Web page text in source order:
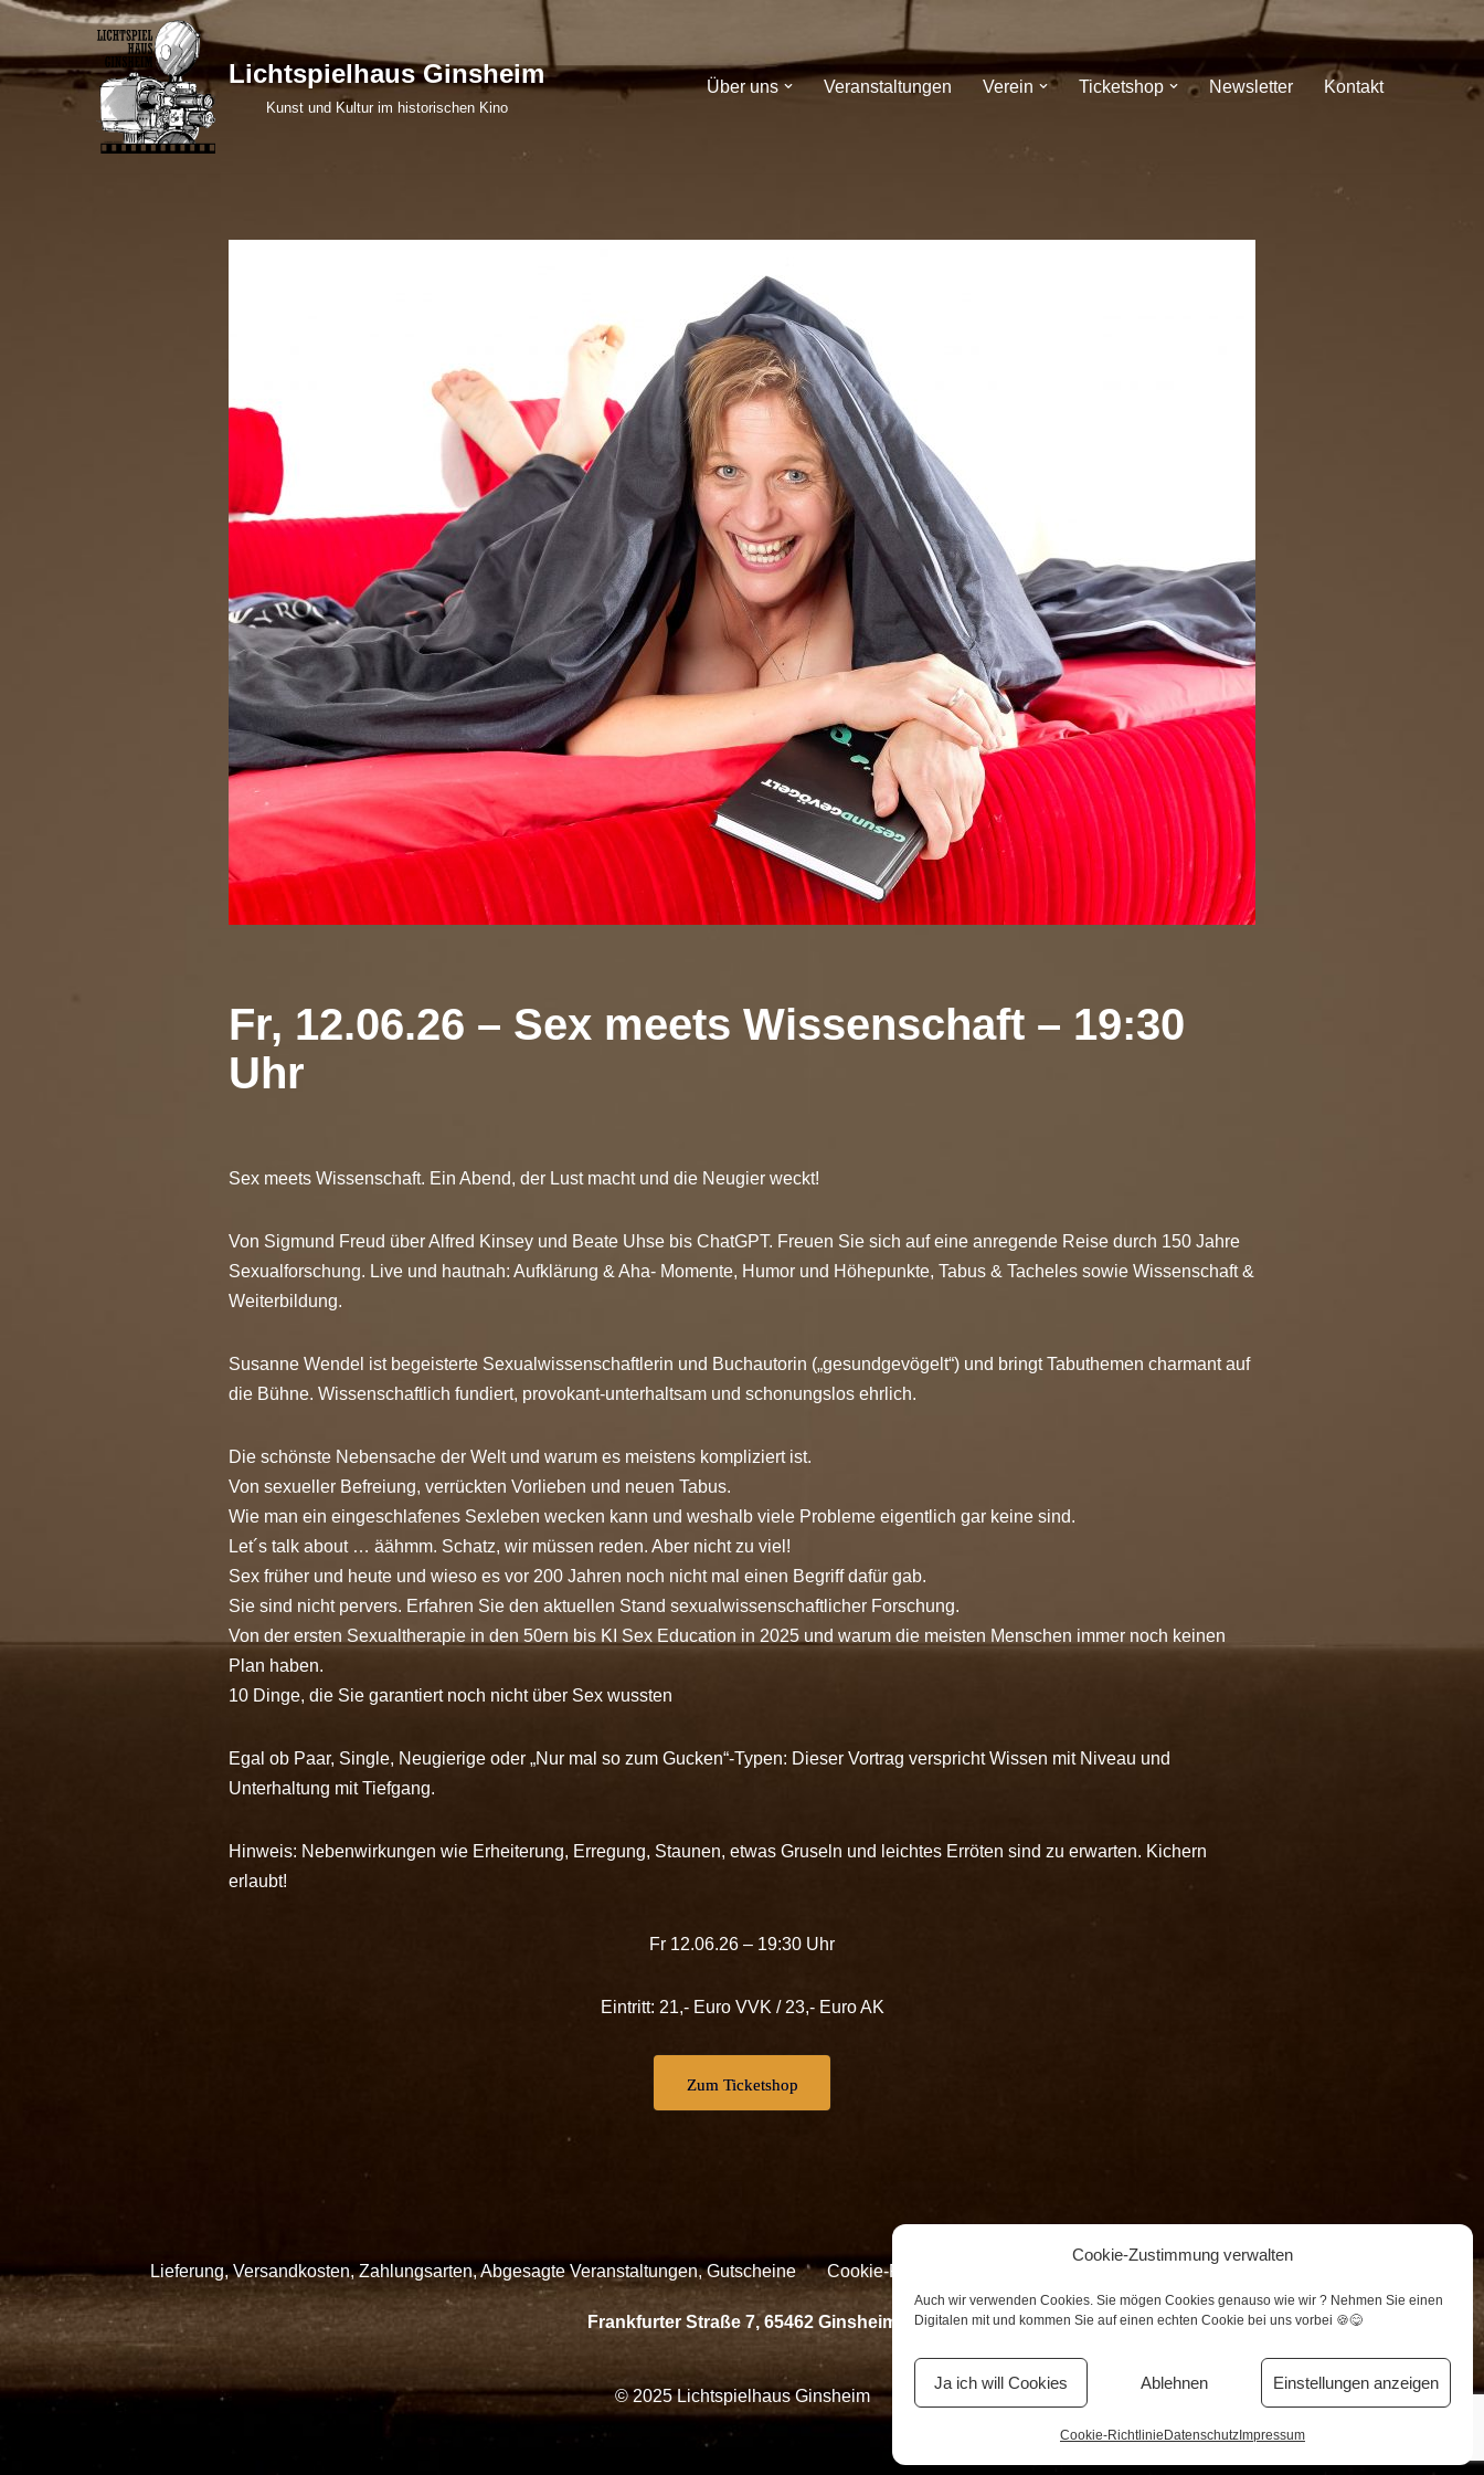
Cookie-Zustimmung verwalten
Auch wir verwenden Cookies. Sie mögen Cookies genauso wie wir ? Nehmen Sie einen
Digitalen mit und kommen Sie auf einen echten Cookie bei uns vorbei 🍪😋
Ja ich will Cookies Ablehnen Einstellungen anzeigen
Cookie-Richtlinie DatenschutzImpressum
Zum
Inhalt
Lichtspielhaus Ginsheim
Kunst und Kultur im historischen Kino
Über uns Veranstaltungen Verein Ticketshop Newsletter Kontakt
Fr, 12.06.26 – Sex meets Wissenschaft – 19:30
Uhr
Sex meets Wissenschaft. Ein Abend, der Lust macht und die Neugier weckt!
Von Sigmund Freud über Alfred Kinsey und Beate Uhse bis ChatGPT. Freuen Sie sich auf eine anregende Reise durch 150 Jahre
Sexualforschung. Live und hautnah: Aufklärung & Aha- Momente, Humor und Höhepunkte, Tabus & Tacheles sowie Wissenschaft &
Weiterbildung.
Susanne Wendel ist begeisterte Sexualwissenschaftlerin und Buchautorin („gesundgevögelt“) und bringt Tabuthemen charmant auf
die Bühne. Wissenschaftlich fundiert, provokant-unterhaltsam und schonungslos ehrlich.
Die schönste Nebensache der Welt und warum es meistens kompliziert ist.
Von sexueller Befreiung, verrückten Vorlieben und neuen Tabus.
Wie man ein eingeschlafenes Sexleben wecken kann und weshalb viele Probleme eigentlich gar keine sind.
Let´s talk about … äähmm. Schatz, wir müssen reden. Aber nicht zu viel!
Sex früher und heute und wieso es vor 200 Jahren noch nicht mal einen Begriff dafür gab.
Sie sind nicht pervers. Erfahren Sie den aktuellen Stand sexualwissenschaftlicher Forschung.
Von der ersten Sexualtherapie in den 50ern bis KI Sex Education in 2025 und warum die meisten Menschen immer noch keinen
Plan haben.
10 Dinge, die Sie garantiert noch nicht über Sex wussten
Egal ob Paar, Single, Neugierige oder „Nur mal so zum Gucken“-Typen: Dieser Vortrag verspricht Wissen mit Niveau und
Unterhaltung mit Tiefgang.
Hinweis: Nebenwirkungen wie Erheiterung, Erregung, Staunen, etwas Gruseln und leichtes Erröten sind zu erwarten. Kichern
erlaubt!
Fr 12.06.26 – 19:30 Uhr
Eintritt: 21,- Euro VVK / 23,- Euro AK
Zum Ticketshop
Lieferung, Versandkosten, Zahlungsarten, Abgesagte Veranstaltungen, Gutscheine Cookie-Richtlinie
Frankfurter Straße 7, 65462 Ginsheim
© 2025 Lichtspielhaus Ginsheim